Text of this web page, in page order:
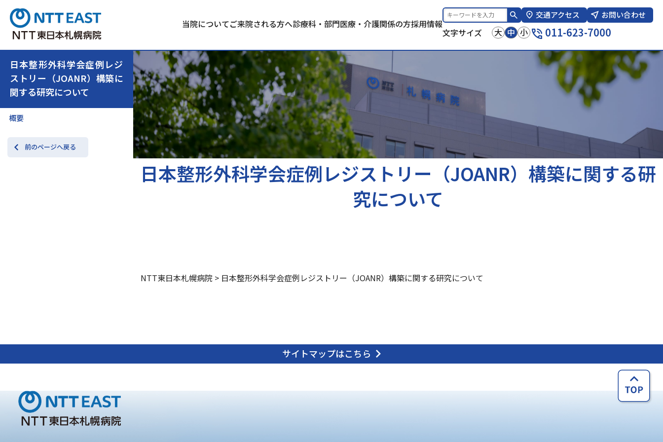
当院についてご来院される方へ診療科・部門医療・介護関係の方採用情報
交通アクセス お問い合わせ
文字サイズ 大 中 小 011-623-7000
日本整形外科学会症例レジ
ストリー（JOANR）構築に
関する研究について
概要
前のページへ戻る
日本整形外科学会症例レジストリー（JOANR）構築に関する研
究について
NTT東日本札幌病院 > 日本整形外科学会症例レジストリー（JOANR）構築に関する研究について
サイトマップはこちら